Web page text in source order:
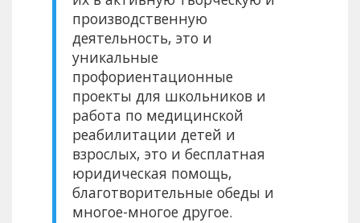
производственную
деятельность, это и
уникальные
профориентационные
проекты для школьников и
работа по медицинской
реабилитации детей и
взрослых, это и бесплатная
юридическая помощь,
благотворительные обеды и
многое-многое другое.